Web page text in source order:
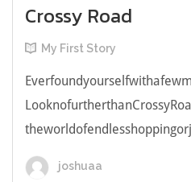
Crossy Road
My First Story
joshuaa